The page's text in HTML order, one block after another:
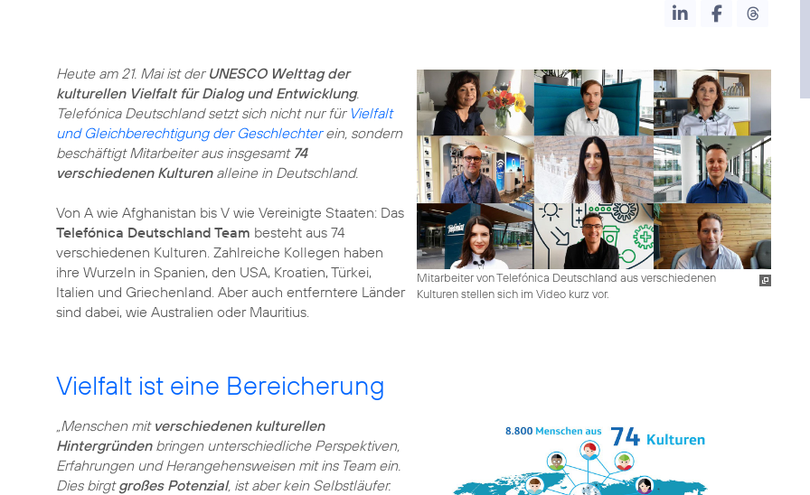
Mitarbeiter von Telefónica Deutschland aus verschiedenen
Kulturen stellen sich im Video kurz vor.
Heute am 21. Mai ist der UNESCO Welttag der
kulturellen Vielfalt für Dialog und Entwicklung.
Telefónica Deutschland setzt sich nicht nur für Vielfalt
und Gleichberechtigung der Geschlechterein, sondern
beschäftigt Mitarbeiter aus insgesamt 74
verschiedenen Kulturenalleine in Deutschland.
Von A wie Afghanistan bis V wie Vereinigte Staaten: Das
Telefónica Deutschland Team besteht aus 74
verschiedenen Kulturen. Zahlreiche Kollegen haben
ihre Wurzeln in Spanien, den USA, Kroatien, Türkei,
Italien und Griechenland. Aber auch entferntere Länder
sind dabei, wie Australien oder Mauritius.
Vielfalt ist eine Bereicherung
„Menschen mit verschiedenen kulturellen
Hintergründenbringen unterschiedliche Perspektiven,
Erfahrungen und Herangehensweisen mit ins Team ein.
Dies birgtgroßes Potenzial, ist aber kein Selbstläufer.